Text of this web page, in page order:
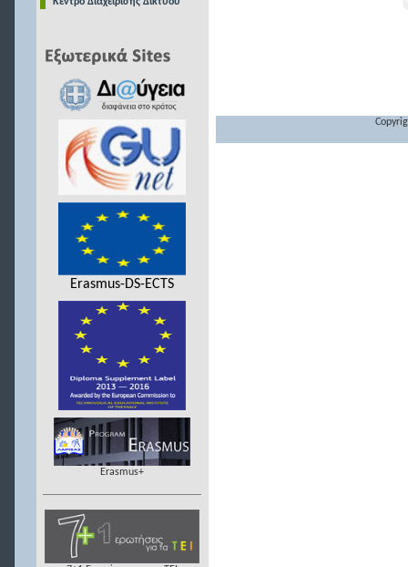
Erasmus-DS-ECTS
Erasmus+